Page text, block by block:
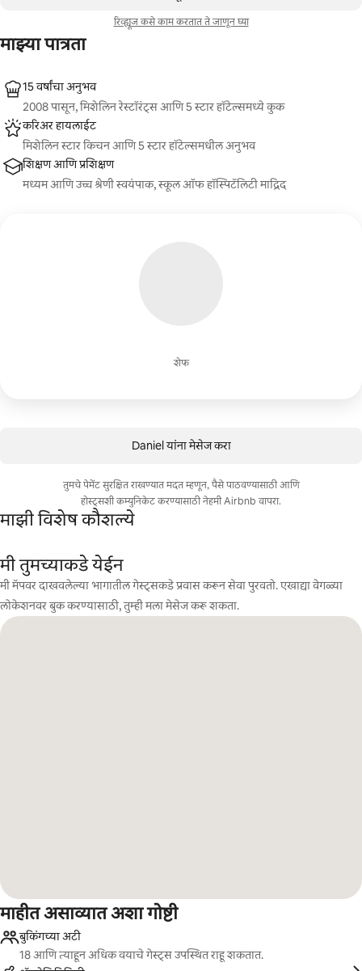
रिव्ह्यूज कसे काम करतात ते जाणून घ्या
माझ्या पात्रता
शेफ
15 वर्षांचा अनुभव
2008 पासून, मिशेलिन रेस्टॉरंट्स आणि 5 स्टार हॉटेल्समध्ये कुक
करिअर हायलाईट
मिशेलिन स्टार किचन आणि 5 स्टार हॉटेल्समधील अनुभव
शिक्षण आणि प्रशिक्षण
मध्यम आणि उच्च श्रेणी स्वयंपाक, स्कूल ऑफ हॉस्पिटॅलिटी माद्रिद
Daniel यांना मेसेज करा
तुमचे पेमेंट सुरक्षित राखण्यात मदत म्हणून, पैसे पाठवण्यासाठी आणि
होस्ट्सशी कम्युनिकेट करण्यासाठी नेहमी Airbnb वापरा.
माझी विशेष कौशल्ये
मी तुमच्याकडे येईन
मी मॅपवर दाखवलेल्या भागातील गेस्ट्सकडे प्रवास करून सेवा पुरवतो. एखाद्या वेगळ्या
लोकेशनवर बुक करण्यासाठी, तुम्ही मला मेसेज करू शकता.
माहीत असाव्यात अशा गोष्टी
बुकिंगच्या अटी
18 आणि त्याहून अधिक वयाचे गेस्ट्स उपस्थित राहू शकतात.